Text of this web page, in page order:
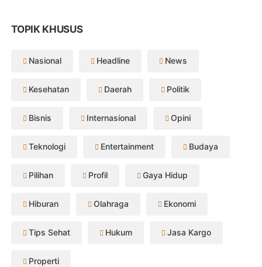
TOPIK KHUSUS
Nasional Headline News
Kesehatan Daerah Politik
Bisnis Internasional Opini
Teknologi Entertainment Budaya
Pilihan Profil Gaya Hidup
Hiburan Olahraga Ekonomi
Tips Sehat Hukum Jasa Kargo
Properti